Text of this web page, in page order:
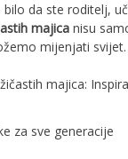
bilo da ste roditelj,
majica nisu
mijenjati svijet.
za sve generacije